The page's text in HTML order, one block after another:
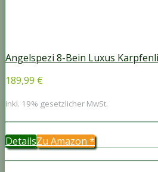
Angelspezi 8-Bein Luxus
189,99 €
inkl. 19% gesetzlicher MwSt.
DetailsZu Amazon *